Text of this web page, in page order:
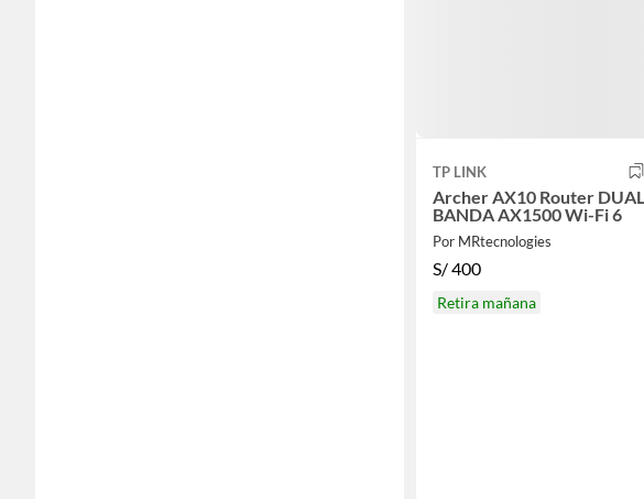
TP LINK
Archer AX10 Router DUAL
BANDA AX1500 Wi-Fi 6
Por MRtecnologies
S/400
Retira mañana